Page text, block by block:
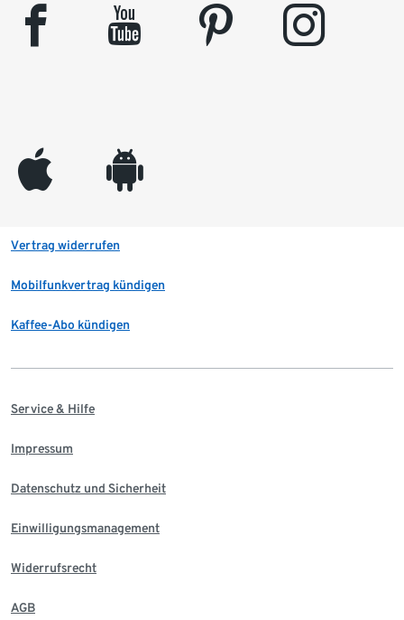
facebook youtube pinterest instagram
appleinc android
Vertrag widerrufen
Mobilfunkvertrag kündigen
Kaffee-Abo kündigen
Service & Hilfe
Impressum
Datenschutz und Sicherheit
Einwilligungsmanagement
Widerrufsrecht
AGB